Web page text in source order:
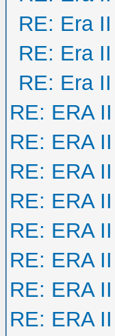
RE: Era
RE: Era
RE: Era
RE: ERA II
RE: ERA II
RE: ERA II
RE: ERA II
RE: ERA II
RE: ERA II
RE: ERA II
RE: ERA II